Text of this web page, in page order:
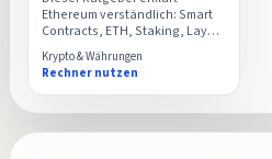
Ethereum verständlich: Smart
Contracts, ETH, Staking, Layer-
2-Netzwerke und die
Anwendungsfälle, die 2026
wirklich zählen. Danach kannst
du den Ethereum-Rechner
gezielt nutzen.
Krypto & Währungen
Rechner nutzen